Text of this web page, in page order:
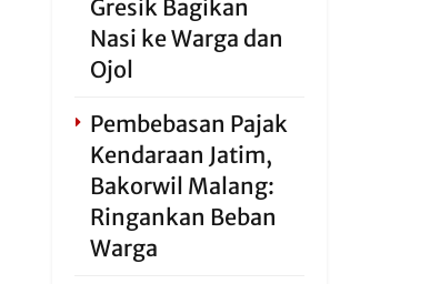
Gresik Bagikan
Nasi ke Warga dan
Ojol
Pembebasan Pajak
Kendaraan Jatim,
Bakorwil Malang:
Ringankan Beban
Warga